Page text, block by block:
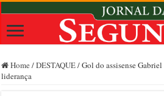
Home /DESTAQUE/Gol do assisense
liderança